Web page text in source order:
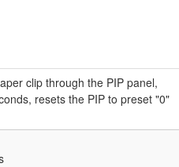
clip through the PIP panel,
resets the PIP to preset "0"